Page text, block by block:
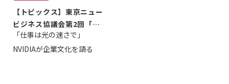
【トピックス】東京ニュー
ビジネス協議会第2回「起
業から成功へ...
「仕事は光の速さで」
NVIDIAが企業文化を語る